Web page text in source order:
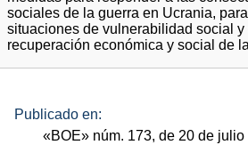
sociales de la guerra en Ucrania,
situaciones de vulnerabilidad social y
recuperación económica y social de
Publicado en:
«BOE» núm. 173, de 20 de